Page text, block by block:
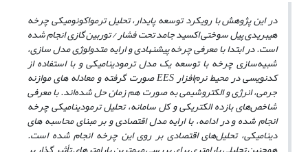
در این پژوهش با رویکرد توسعه پایدار، تحلیل ترمواکونومیکی چرخه
هیبریدی پیل سوختی اکسید جامد تحت فشار / توربین گازی انجام شده
است. در ابتدا با معرفی چرخه پیشنهادی و ارایه متدولوژی مدل‌ سازی،
شبیه‌سازی چرخه با توسعه یک مدل ترمودینامیکی و با استفاده از
کدنویسی در محیط نرم‌افزارEESصورت گرفته و معادله ‌های موازنه
جرمی، انرژی و الکتروشیمی به ‌صورت هم ‌زمان حل شده‌اند. با معرفی
شاخص‌های بازده الکتریکی و کل سامانه، تحلیل ترمودینامیکی چرخه
انجام شده و در ادامه، با ارایه مدل اقتصادی و بر مبنای محاسبه‌ های
دینامیکی، تحلیل‌های اقتصادی بر روی این چرخه انجام شده است.